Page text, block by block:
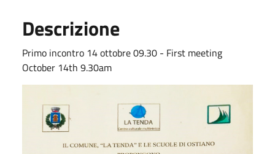
Descrizione
Primo incontro 14 ottobre 09.30 - First meeting
October 14th 9.30am